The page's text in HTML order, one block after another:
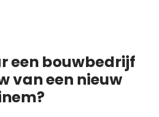
een bouwbedrijf
van een nieuw